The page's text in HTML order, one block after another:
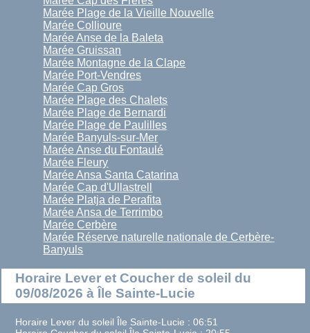
Marée Plage de la Vieille Nouvelle
Marée Collioure
Marée Anse de la Baleta
Marée Gruissan
Marée Montagne de la Clape
Marée Port-Vendres
Marée Cap Gros
Marée Plage des Chalets
Marée Plage de Bernardi
Marée Plage de Paulilles
Marée Banyuls-sur-Mer
Marée Anse du Fontaulé
Marée Fleury
Marée Ansa Santa Catarina
Marée Cap d'Ullastrell
Marée Platja de Perafita
Marée Ansa de Terrimbo
Marée Cerbère
Marée Réserve naturelle nationale de Cerbère-
Banyuls
Horaire Lever et Coucher de soleil du
09/08/2026 à Île Sainte-Lucie
Horaire Lever du soleil Île Sainte-Lucie : 06:51